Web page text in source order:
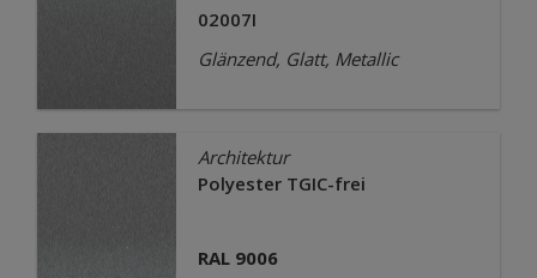
02007I
Glänzend, Glatt, Metallic
Architektur
Polyester TGIC-frei
RAL 9006